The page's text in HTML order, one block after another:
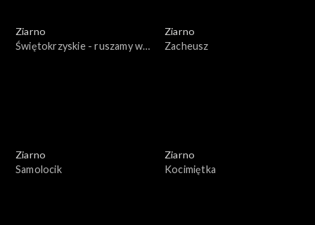
Ziarno
Świętokrzyskie - ruszamy w
Ziarno
Zacheusz
Ziarno
Samolocik
Ziarno
Kocimiętka